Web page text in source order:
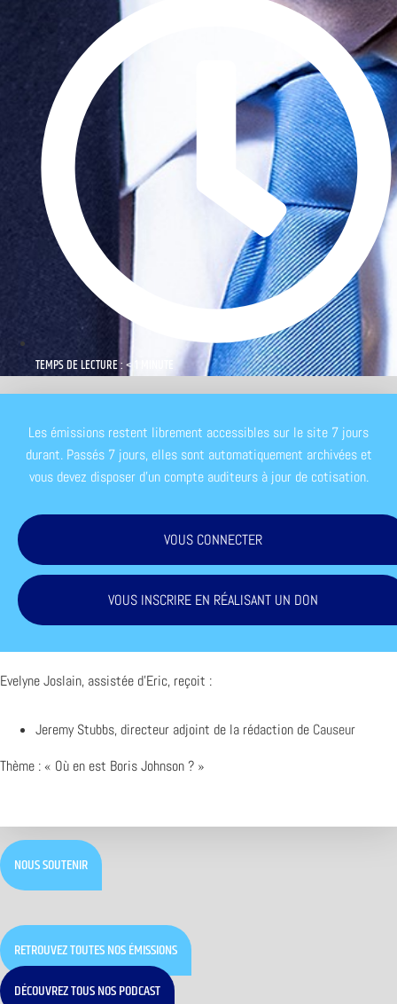
TEMPS DE LECTURE : < 1 MINUTE
Les émissions restent librement accessibles sur le site 7 jours
durant. Passés 7 jours, elles sont automatiquement archivées et
vous devez disposer d'un compte auditeurs à jour de cotisation.
VOUS CONNECTER
VOUS INSCRIRE EN RÉALISANT UN DON
Evelyne Joslain, assistée d’Eric, reçoit :
Jeremy Stubbs, directeur adjoint de la rédaction de Causeur
Thème : « Où en est Boris Johnson ? »
NOUS SOUTENIR
RETROUVEZ TOUTES NOS ÉMISSIONS
DÉCOUVREZ TOUS NOS PODCAST